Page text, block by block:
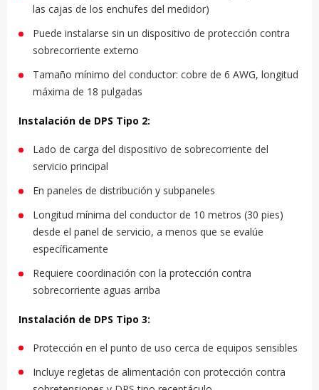
las cajas de los enchufes del medidor)
Puede instalarse sin un dispositivo de protección contra
sobrecorriente externo
Tamaño mínimo del conductor: cobre de 6 AWG, longitud
máxima de 18 pulgadas
Instalación de DPS Tipo 2:
Lado de carga del dispositivo de sobrecorriente del
servicio principal
En paneles de distribución y subpaneles
Longitud mínima del conductor de 10 metros (30 pies)
desde el panel de servicio, a menos que se evalúe
específicamente
Requiere coordinación con la protección contra
sobrecorriente aguas arriba
Instalación de DPS Tipo 3:
Protección en el punto de uso cerca de equipos sensibles
Incluye regletas de alimentación con protección contra